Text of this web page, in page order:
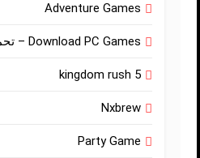
Adventure Games
Download PC Games – تحميل العاب الويندوز
kingdom rush 5
Nxbrew
Party Game